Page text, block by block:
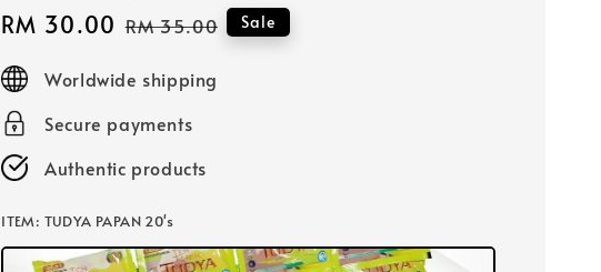
Sale
price
RM 30.00 Regular
RM 35.00 Sale
Worldwide shipping
Secure payments
Authentic products
ITEM: TUDYA PAPAN 20's